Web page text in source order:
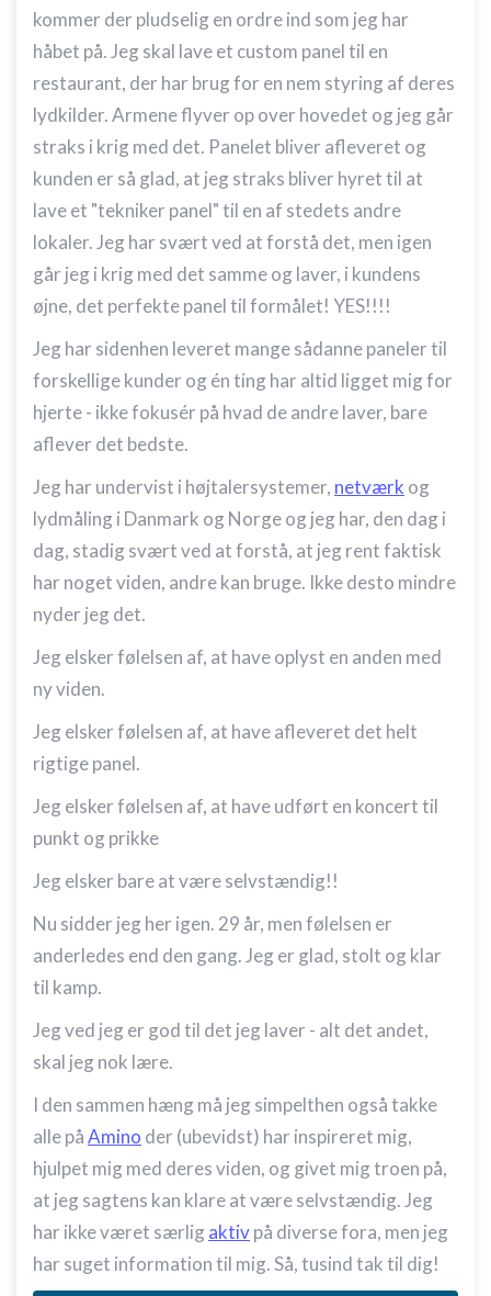
kommer der pludselig en ordre ind som jeg har
håbet på. Jeg skal lave et custom panel til en
restaurant, der har brug for en nem styring af deres
lydkilder. Armene flyver op over hovedet og jeg går
straks i krig med det. Panelet bliver afleveret og
kunden er så glad, at jeg straks bliver hyret til at
lave et "tekniker panel" til en af stedets andre
lokaler. Jeg har svært ved at forstå det, men igen
går jeg i krig med det samme og laver, i kundens
øjne, det perfekte panel til formålet! YES!!!!
Jeg har sidenhen leveret mange sådanne paneler til
forskellige kunder og én ting har altid ligget mig for
hjerte - ikke fokusér på hvad de andre laver, bare
aflever det bedste.
Jeg har undervist i højtalersystemer, netværk og
lydmåling i Danmark og Norge og jeg har, den dag i
dag, stadig svært ved at forstå, at jeg rent faktisk
har noget viden, andre kan bruge. Ikke desto mindre
nyder jeg det.
Jeg elsker følelsen af, at have oplyst en anden med
ny viden.
Jeg elsker følelsen af, at have afleveret det helt
rigtige panel.
Jeg elsker følelsen af, at have udført en koncert til
punkt og prikke
Jeg elsker bare at være selvstændig!!
Nu sidder jeg her igen. 29 år, men følelsen er
anderledes end den gang. Jeg er glad, stolt og klar
til kamp.
Jeg ved jeg er god til det jeg laver - alt det andet,
skal jeg nok lære.
I den sammen hæng må jeg simpelthen også takke
alle påAmino der (ubevidst) har inspireret mig,
hjulpet mig med deres viden, og givet mig troen på,
at jeg sagtens kan klare at være selvstændig. Jeg
har ikke været særlig aktivpå diverse fora, men jeg
har suget information til mig. Så, tusind tak til dig!